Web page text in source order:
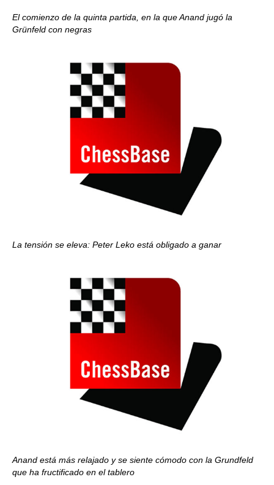
El comienzo de la quinta partida, en la que Anand jugó la
Grünfeld con negras
La tensión se eleva: Peter Leko está obligado a ganar
Anand está más relajado y se siente cómodo con la Grundfeld
que ha fructificado en el tablero